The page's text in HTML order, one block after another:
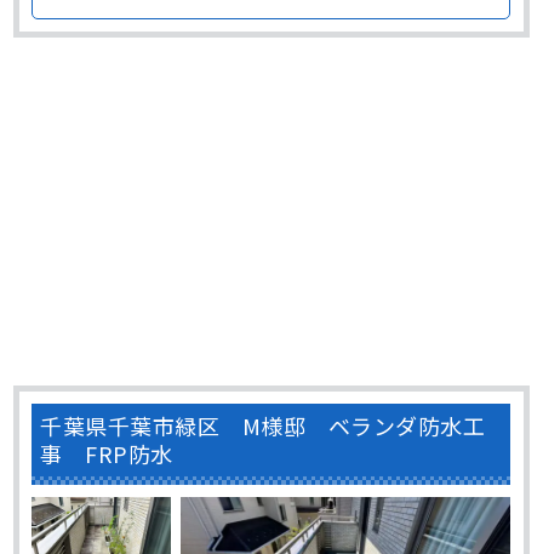
ます。 外壁塗装 施工前のアパートの外壁は、煉瓦色を基調
とした色でした。 とてもオシャレな外観でしたが･･･
千葉県千葉市緑区 M様邸 ベランダ防水工
事 FRP防水